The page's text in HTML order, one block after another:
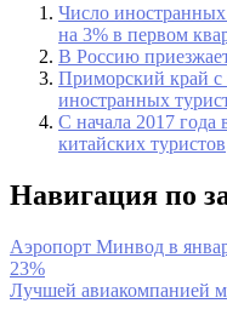
Число иностранных
на 3% в первом
В Россию
Приморский край с
иностранных
С начала 2017
китайских туристов
Навигация по
Аэропорт Минвод в
23%
Лучшей авиакомпанией